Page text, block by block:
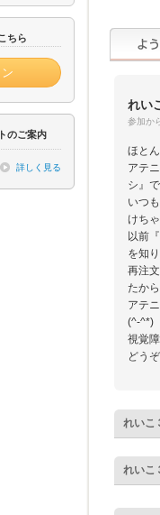
ちら
のご案内
詳しく見る
れい
参加か
ほと
アテ
シ』
いつ
けち
以前
を知
再注
たか
アテ
(^-^*)
視覚
どう
れいこ
れいこ